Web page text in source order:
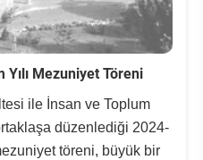
Mezuniyet Töreni
ile İnsan ve Toplum
düzenlediği 2024-
töreni, büyük bir